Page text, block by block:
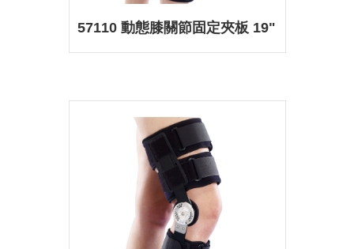
57110 動態膝關節固定夾板 19"